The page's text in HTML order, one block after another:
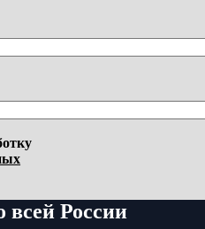
всей России